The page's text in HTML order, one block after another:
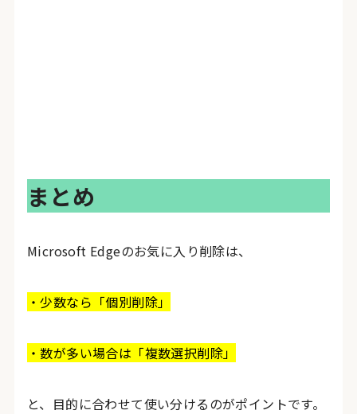
まとめ
Microsoft Edgeのお気に入り削除は、
・少数なら「個別削除」
・数が多い場合は「複数選択削除」
と、目的に合わせて使い分けるのがポイントです。